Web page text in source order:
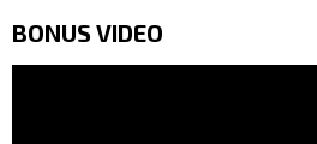
BONUS VIDEO